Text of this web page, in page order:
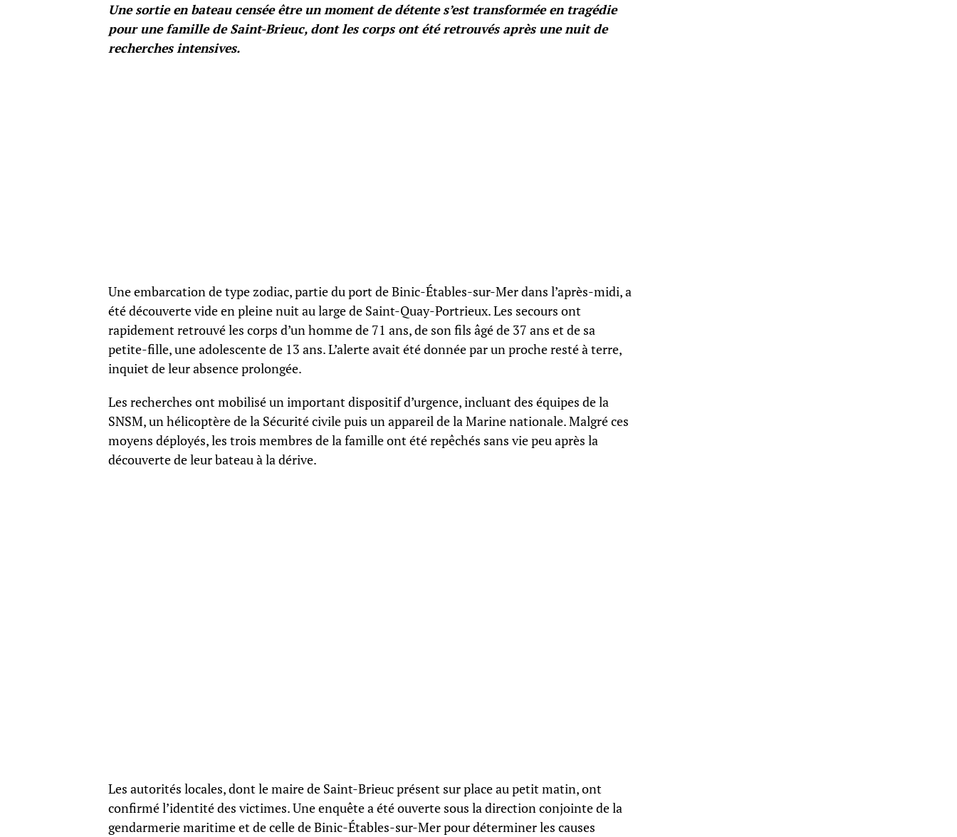
Une sortie en bateau censée être un moment de détente s’est transformée en tragédie
pour une famille de Saint-Brieuc, dont les corps ont été retrouvés après une nuit de
recherches intensives.
Une embarcation de type zodiac, partie du port de Binic-Étables-sur-Mer dans l’après-midi, a
été découverte vide en pleine nuit au large de Saint-Quay-Portrieux. Les secours ont
rapidement retrouvé les corps d’un homme de 71 ans, de son fils âgé de 37 ans et de sa
petite-fille, une adolescente de 13 ans. L’alerte avait été donnée par un proche resté à terre,
inquiet de leur absence prolongée.
Les recherches ont mobilisé un important dispositif d’urgence, incluant des équipes de la
SNSM, un hélicoptère de la Sécurité civile puis un appareil de la Marine nationale. Malgré ces
moyens déployés, les trois membres de la famille ont été repêchés sans vie peu après la
découverte de leur bateau à la dérive.
Les autorités locales, dont le maire de Saint-Brieuc présent sur place au petit matin, ont
confirmé l’identité des victimes. Une enquête a été ouverte sous la direction conjointe de la
gendarmerie maritime et de celle de Binic-Étables-sur-Mer pour déterminer les causes